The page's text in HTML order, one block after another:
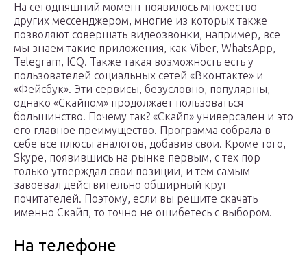
На сегодняшний момент появилось множество
других мессенджером, многие из которых также
позволяют совершать видеозвонки, например, все
мы знаем такие приложения, как Viber, WhatsApp,
Telegram, ICQ. Также такая возможность есть у
пользователей социальных сетей «Вконтакте» и
«Фейсбук». Эти сервисы, безусловно, популярны,
однако «Скайпом» продолжает пользоваться
большинство. Почему так? «Скайп» универсален и это
его главное преимущество. Программа собрала в
себе все плюсы аналогов, добавив свои. Кроме того,
Skype, появившись на рынке первым, с тех пор
только утверждал свои позиции, и тем самым
завоевал действительно обширный круг
почитателей. Поэтому, если вы решите скачать
именно Скайп, то точно не ошибетесь с выбором.
На телефоне